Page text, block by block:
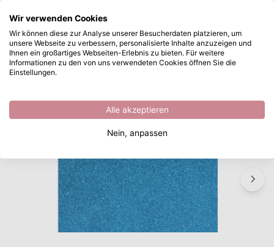
Zum Hauptinhalt springen
Sofort ab Lager lieferbar Vaessen Creative • Moosgummi Schaumstoff 2mm A4 Glitzerhellblau 10pcs
/ Bastelmaterial /
Wonach suchen Sie?
Wir verwenden Cookies
Wir können diese zur Analyse unserer Besucherdaten platzieren, um
unsere Webseite zu verbessern, personalisierte Inhalte anzuzeigen und
Ihnen ein großartiges Webseiten-Erlebnis zu bieten. Für weitere
Informationen zu den von uns verwendeten Cookies öffnen Sie die
Einstellungen.
Alle akzeptieren
Nein, anpassen